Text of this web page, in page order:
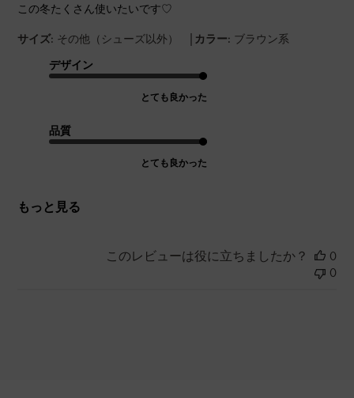
この冬たくさん使いたいです♡
サイズ: その他（シューズ以外） | カラー: ブラウン系
デザイン
とても良かった
品質
とても良かった
もっと見る
このレビューは役に立ちましたか？
0
0